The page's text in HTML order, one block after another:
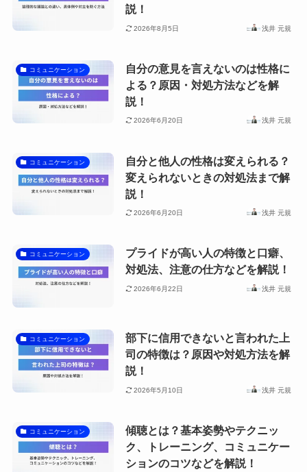
説！
2026年8月5日 浅井 元規
コミュニケーション
自分の意見を言えないのは性格に
よる？原因・対処方法などを解
説！
2026年6月20日 浅井 元規
コミュニケーション
自分と他人の性格は変えられる？
変えられないときの対処法まで解
説！
2026年6月20日 浅井 元規
コミュニケーション
プライドが高い人の特徴と口癖、
対処法、注意の仕方などを解説！
2026年6月22日 浅井 元規
コミュニケーション
部下に信用できないと言われた上
司の特徴は？原因や対処方法を解
説！
2026年5月10日 浅井 元規
コミュニケーション
傾聴とは？基本姿勢やテクニッ
ク、トレーニング、コミュニケー
ションのコツなどを解説！